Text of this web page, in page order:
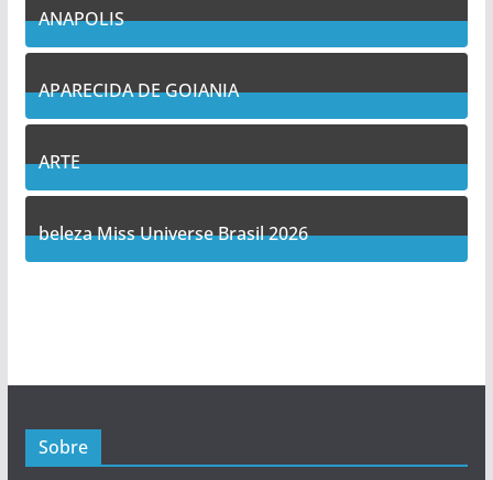
ANAPOLIS
11Posts
APARECIDA DE GOIANIA
14Posts
ARTE
5Posts
beleza Miss Universe Brasil 2026
Sobre